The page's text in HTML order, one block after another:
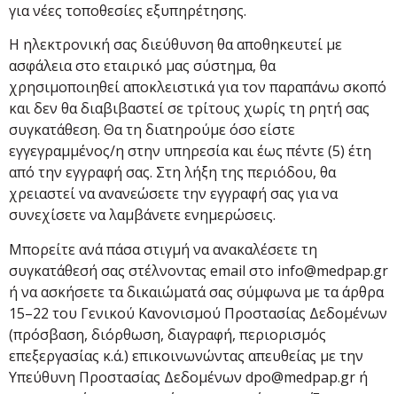
για νέες τοποθεσίες εξυπηρέτησης.
Η ηλεκτρονική σας διεύθυνση θα αποθηκευτεί με
ασφάλεια στο εταιρικό μας σύστημα, θα
χρησιμοποιηθεί αποκλειστικά για τον παραπάνω σκοπό
και δεν θα διαβιβαστεί σε τρίτους χωρίς τη ρητή σας
συγκατάθεση. Θα τη διατηρούμε όσο είστε
εγγεγραμμένος/η στην υπηρεσία και έως πέντε (5) έτη
από την εγγραφή σας. Στη λήξη της περιόδου, θα
χρειαστεί να ανανεώσετε την εγγραφή σας για να
συνεχίσετε να λαμβάνετε ενημερώσεις.
Μπορείτε ανά πάσα στιγμή να ανακαλέσετε τη
συγκατάθεσή σας στέλνοντας email στο info@medpap.gr
ή να ασκήσετε τα δικαιώματά σας σύμφωνα με τα άρθρα
15–22 του Γενικού Κανονισμού Προστασίας Δεδομένων
(πρόσβαση, διόρθωση, διαγραφή, περιορισμός
επεξεργασίας κ.ά.) επικοινωνώντας απευθείας με την
Υπεύθυνη Προστασίας Δεδομένων dpo@medpap.gr ή